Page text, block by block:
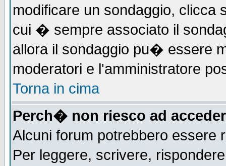
modificare un sondaggio, clicca
cui � sempre associato il
allora il sondaggio pu� essere
moderatori e l'amministratore
Torna in cima
Perch� non riesco ad
Alcuni forum potrebbero essere
Per leggere, scrivere,